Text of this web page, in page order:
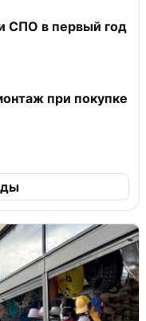
СПО в первый год
при покупке